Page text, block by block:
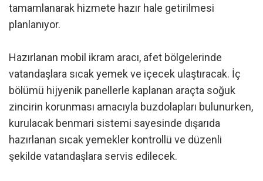
tamamlanarak hizmete hazır hale getirilmesi
planlanıyor.
Hazırlanan mobil ikram aracı, afet bölgelerinde
vatandaşlara sıcak yemek ve içecek ulaştıracak. İç
bölümü hijyenik panellerle kaplanan araçta soğuk
zincirin korunması amacıyla buzdolapları bulunurken,
kurulacak benmari sistemi sayesinde dışarıda
hazırlanan sıcak yemekler kontrollü ve düzenli
şekilde vatandaşlara servis edilecek.